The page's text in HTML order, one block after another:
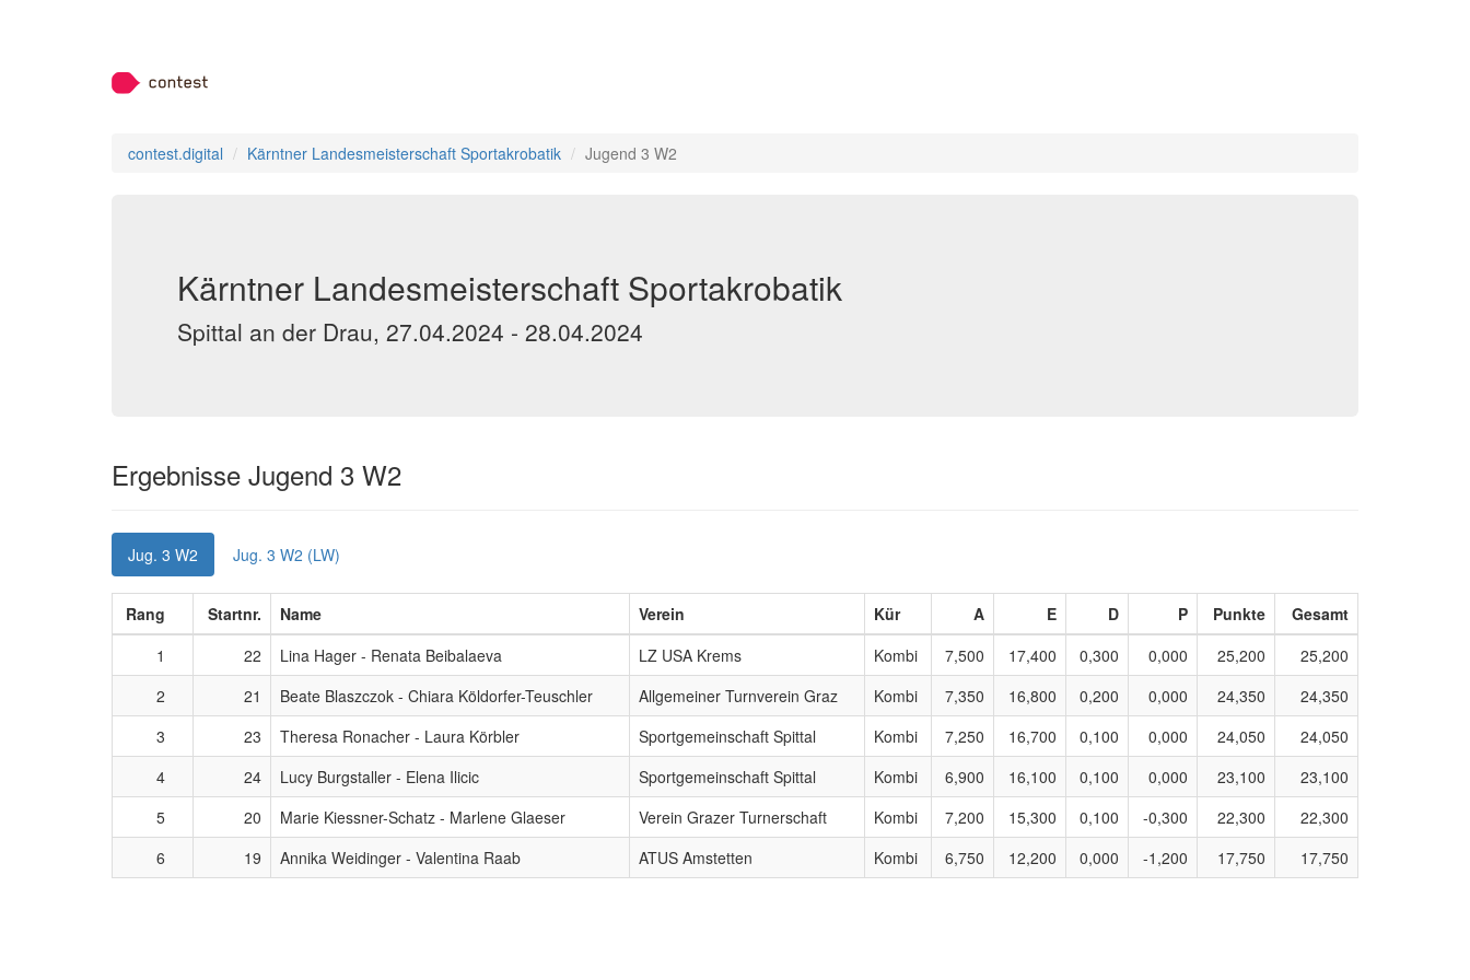
contest.digital Kärntner Landesmeisterschaft Sportakrobatik Jugend 3 W2
Kärntner Landesmeisterschaft Sportakrobatik
Spittal an der Drau, 27.04.2024 - 28.04.2024
Ergebnisse Jugend 3 W2
Jug. 3 W2 Jug. 3 W2 (LW)
Rang Startnr. Name Verein Kür A E D P Punkte
Gesamt
1
22 Lina Hager - Renata Beibalaeva LZ USA Krems Kombi 7,500 17,400 0,300 0,000 25,200
25,200
2
21 Beate Blaszczok - Chiara Köldorfer-Teuschler Allgemeiner Turnverein Graz Kombi 7,350 16,800 0,200 0,000 24,350
24,350
3
23 Theresa Ronacher - Laura Körbler Sportgemeinschaft Spittal Kombi 7,250 16,700 0,100 0,000 24,050
24,050
4
24 Lucy Burgstaller - Elena Ilicic Sportgemeinschaft Spittal Kombi 6,900 16,100 0,100 0,000 23,100
23,100
5
20 Marie Kiessner-Schatz - Marlene Glaeser Verein Grazer Turnerschaft Kombi 7,200 15,300 0,100 -0,300 22,300
22,300
6
19 Annika Weidinger - Valentina Raab ATUS Amstetten Kombi 6,750 12,200 0,000 -1,200 17,750 17,750